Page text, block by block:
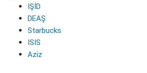
IŞİD
DEAŞ
Starbucks
ISIS
Aziz